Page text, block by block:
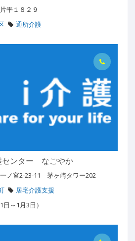
平１８２９
通所介護
センター なごやか
ノ宮2-23-11 茅ヶ崎タワー202
居宅介護支援
～1月3日）